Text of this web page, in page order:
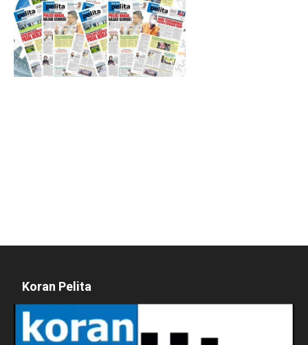
Koran Pelita
Pemutar
Video